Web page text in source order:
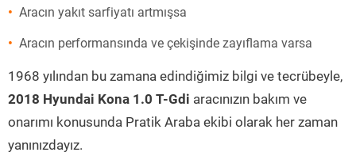
Aracın yakıt sarfiyatı artmışsa
Aracın performansında ve çekişinde zayıflama varsa
1968 yılından bu zamana edindiğimiz bilgi ve tecrübeyle,
2018 Hyundai Kona 1.0 T-Gdi aracınızın bakım ve
onarımı konusunda Pratik Araba ekibi olarak her zaman
yanınızdayız.